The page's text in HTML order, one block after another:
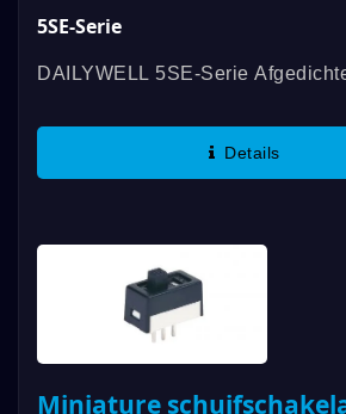
5SE-Serie
DAILYWELL 5SE-Serie
Voor Bescherming Tegen Water,
Details
Miniature